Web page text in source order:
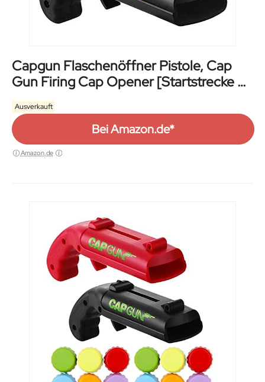
Capgun Flaschenöffner Pistole, Cap
Gun Firing Cap Opener [Startstrecke 5-
6m/ Größe: 13x5x4 cm] Bierdeckel
Pistole - Cap Gun Flaschenöffner
Original (Schwarz, 2)
Ausverkauft
Bei Amazon.de*
Amazon.de